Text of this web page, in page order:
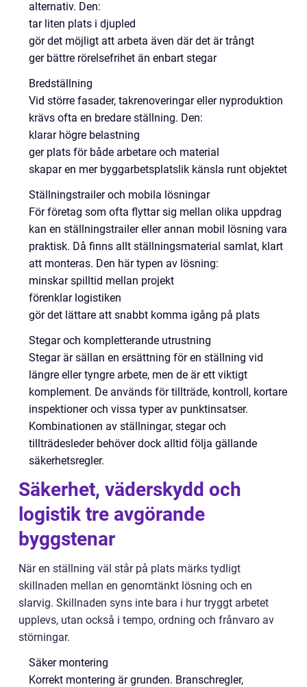
alternativ. Den:
tar liten plats i djupled
gör det möjligt att arbeta även där det är trångt
ger bättre rörelsefrihet än enbart stegar
Bredställning
Vid större fasader, takrenoveringar eller nyproduktion
krävs ofta en bredare ställning. Den:
klarar högre belastning
ger plats för både arbetare och material
skapar en mer byggarbetsplatslik känsla runt objektet
Ställningstrailer och mobila lösningar
För företag som ofta flyttar sig mellan olika uppdrag
kan en ställningstrailer eller annan mobil lösning vara
praktisk. Då finns allt ställningsmaterial samlat, klart
att monteras. Den här typen av lösning:
minskar spilltid mellan projekt
förenklar logistiken
gör det lättare att snabbt komma igång på plats
Stegar och kompletterande utrustning
Stegar är sällan en ersättning för en ställning vid
längre eller tyngre arbete, men de är ett viktigt
komplement. De används för tillträde, kontroll, kortare
inspektioner och vissa typer av punktinsatser.
Kombinationen av ställningar, stegar och
tillträdesleder behöver dock alltid följa gällande
säkerhetsregler.
Säkerhet, väderskydd och
logistik tre avgörande
byggstenar
När en ställning väl står på plats märks tydligt
skillnaden mellan en genomtänkt lösning och en
slarvig. Skillnaden syns inte bara i hur tryggt arbetet
upplevs, utan också i tempo, ordning och frånvaro av
störningar.
Säker montering
Korrekt montering är grunden. Branschregler,